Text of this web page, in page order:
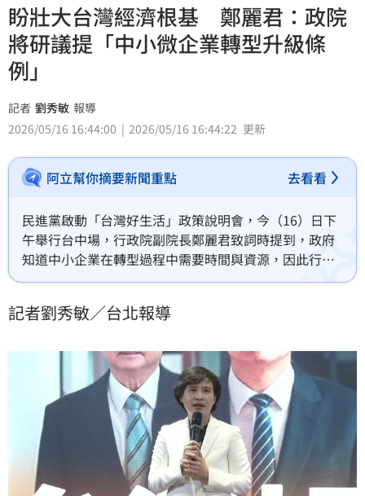
盼壯大台灣經濟根基 鄭麗君：政院
將研議提「中小微企業轉型升級條
例」
記者 劉秀敏 報導
2026/05/16 16:44:00
2026/05/16 16:44:22 更新
阿立幫你摘要新聞重點 去看看
民進黨啟動「台灣好生活」政策說明會，今（16）日下
午舉行台中場，行政院副院長鄭麗君致詞時提到，政府
知道中小企業在轉型過程中需要時間與資源，因此行政
院連續兩年投入百億推動「中小微企業多元振興方
泰認為特別預算有期程，但政府要持續地支持中小微企
例」，擴大預算，更制度性的支持中小企業，壯大台灣
的經濟根基。
記者劉秀敏／台北報導